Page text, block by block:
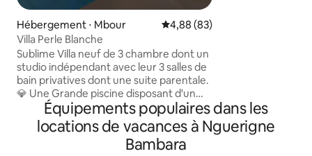
Hébergement ⋅ Mbour Évaluation moyenne sur la
4,88 (83)
Villa Perle Blanche
Sublime Villa neuf de 3 chambre dont un
studio indépendant avec leur 3 salles de
bain privatives dont une suite parentale.
💎 Une Grande piscine disposant d'un
magnifique salon immergé, ainsi que des
beds et transats.Un grand séjour avec sa
cuisine US toute équipée.Villa
entièrement climatisée.Residence
Équipements populaires dans les
locations de vacances à Nguerigne
Bambara